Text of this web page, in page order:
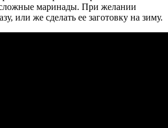
сложные маринады. При желании
или же сделать ее заготовку на зиму.